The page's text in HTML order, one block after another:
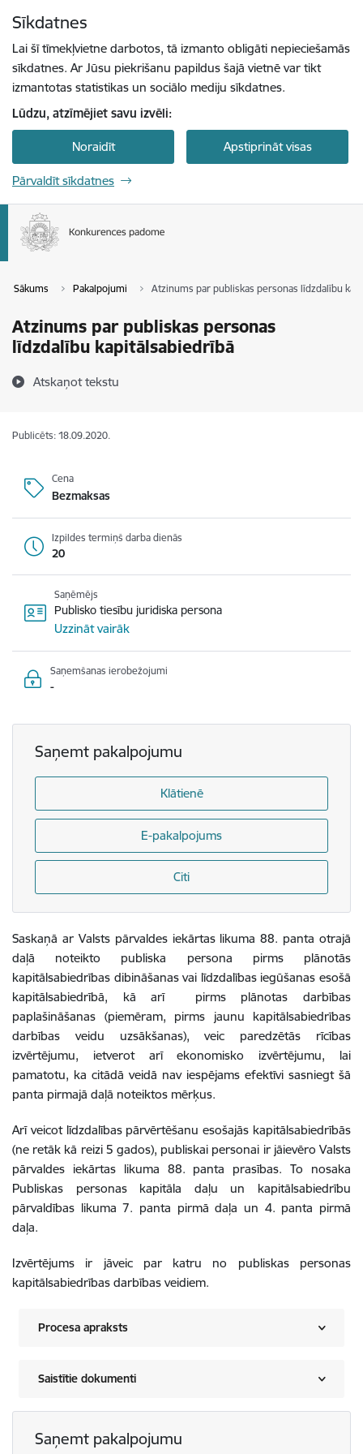
Sīkdatnes
Lai šī tīmekļvietne darbotos, tā izmanto obligāti nepieciešamās
sīkdatnes. Ar Jūsu piekrišanu papildus šajā vietnē var tikt
izmantotas statistikas un sociālo mediju sīkdatnes.
Lūdzu, atzīmējiet savu izvēli:
Noraidīt Apstiprināt visas
Pārvaldīt sīkdatnes
Sākums Pakalpojumi Atzinums par publiskas personas līdzdalību
Atzinums par publiskas personas
līdzdalību kapitālsabiedrībā
Atskaņot tekstu
Publicēts: 18.09.2020.
Cena
Bezmaksas
Izpildes termiņš darba dienās
20
Saņēmējs
Publisko tiesību juridiska persona
Uzzināt vairāk
Saņemšanas ierobežojumi
-
Saņemt pakalpojumu
Klātienē
E-pakalpojums
Citi
Saskaņā ar Valsts pārvaldes iekārtas likuma 88. panta otrajā
daļā noteikto publiska persona pirms plānotās
kapitālsabiedrības dibināšanas vai līdzdalības iegūšanas esošā
kapitālsabiedrībā, kā arī pirms plānotas darbības
paplašināšanas (piemēram, pirms jaunu kapitālsabiedrības
darbības veidu uzsākšanas), veic paredzētās rīcības
izvērtējumu, ietverot arī ekonomisko izvērtējumu, lai
pamatotu, ka citādā veidā nav iespējams efektīvi sasniegt šā
panta pirmajā daļā noteiktos mērķus.
Arī veicot līdzdalības pārvērtēšanu esošajās kapitālsabiedrībās
(ne retāk kā reizi 5 gados), publiskai personai ir jāievēro Valsts
pārvaldes iekārtas likuma 88. panta prasības. To nosaka
Publiskas personas kapitāla daļu un kapitālsabiedrību
pārvaldības likuma 7. panta pirmā daļa un 4. panta pirmā
daļa.
Izvērtējums ir jāveic par katru no publiskas personas
kapitālsabiedrības darbības veidiem.
Procesa apraksts
Saistītie dokumenti
Saņemt pakalpojumu